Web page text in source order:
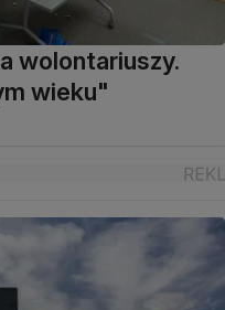
wolontariuszy.
wieku"